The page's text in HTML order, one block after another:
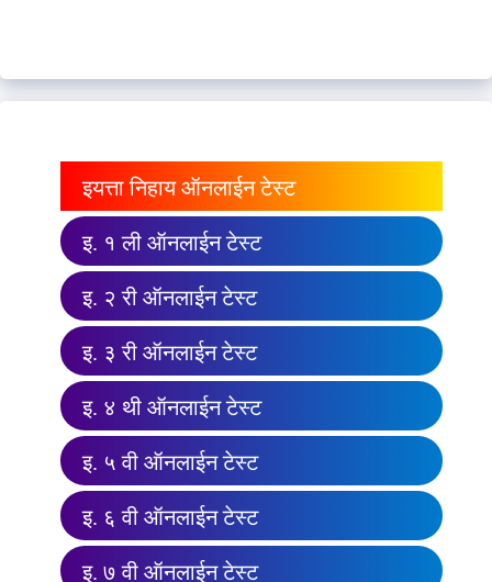
इयत्ता निहाय ऑनलाईन टेस्ट
इ. १ ली ऑनलाईन टेस्ट
इ. २ री ऑनलाईन टेस्ट
इ. ३ री ऑनलाईन टेस्ट
इ. ४ थी ऑनलाईन टेस्ट
इ. ५ वी ऑनलाईन टेस्ट
इ. ६ वी ऑनलाईन टेस्ट
इ. ७ वी ऑनलाईन टेस्ट